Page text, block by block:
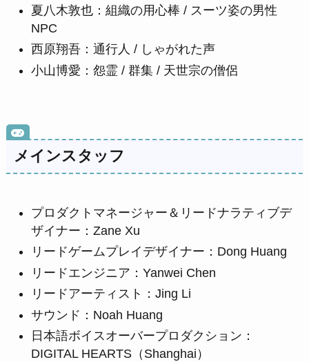
夏八木敦也：組織の用心棒 / スーツ姿の男性
NPC
西原翔吾：通行人 / しゃがれた声
小山博愛：怨霊 / 群集 / 天世宗の僧侶
メインスタッフ
プロダクトマネージャー＆リードナラティブデ
ザイナー：Zane Xu
リードゲームプレイデザイナー：Dong Huang
リードエンジニア：Yanwei Chen
リードアーティスト：Jing Li
サウンド：Noah Huang
日本語ボイスオーバープロダクション：
DIGITAL HEARTS（Shanghai）